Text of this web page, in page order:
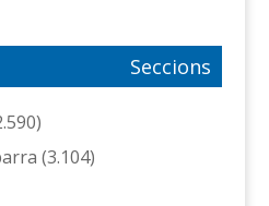
Seccions
(3.104)